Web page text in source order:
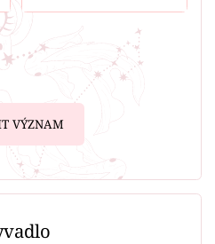
VÝZNAM